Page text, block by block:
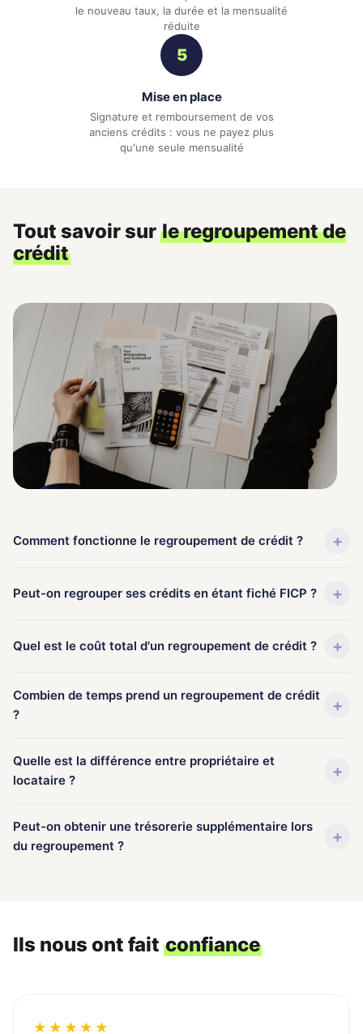
le nouveau taux, la durée et la mensualité
réduite
5
Mise en place
Signature et remboursement de vos
anciens crédits : vous ne payez plus
qu'une seule mensualité
Tout savoir sur le regroupement de
crédit
Comment fonctionne le regroupement de crédit ? +
Peut-on regrouper ses crédits en étant fiché FICP ? +
Quel est le coût total d'un regroupement de crédit ? +
Combien de temps prend un regroupement de crédit
?
+
Quelle est la différence entre propriétaire et
locataire ?
+
Peut-on obtenir une trésorerie supplémentaire lors
du regroupement ?
+
Ils nous ont fait confiance
★★★★★